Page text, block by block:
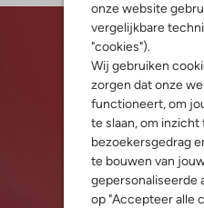
onze website
vergelijkbare
"cookies").
Wij gebruiken
zorgen dat onze
functioneert, om
te slaan, om inzicht
bezoekersgedrag
te bouwen van
gepersonaliseerde
op "Accepteer alle